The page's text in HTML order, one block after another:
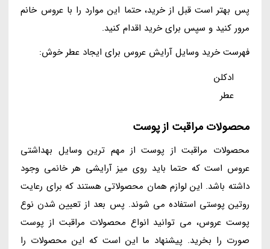
پس بهتر است قبل از خرید، حتما این موارد را با عروس خانم
مرور کنید و سپس برای خرید اقدام کنید.
فهرست خرید وسایل آرایش عروس برای ایجاد عطر خوش:
ادکلن
عطر
محصولات مراقبت از پوست
محصولات مراقبت از پوست از مهم ترین وسایل بهداشتی
عروس است که حتما باید روی میز آرایشی هر خانمی وجود
داشته باشد. این لوازم همان محصولاتی هستند که برای رعایت
روتین پوستی استفاده می شوند. پس بعد از تعیین شدن نوع
پوست عروس، می توانید انواع محصولات مراقبت از پوست
صورت را بخرید. پیشنهاد ما این است که این محصولات را